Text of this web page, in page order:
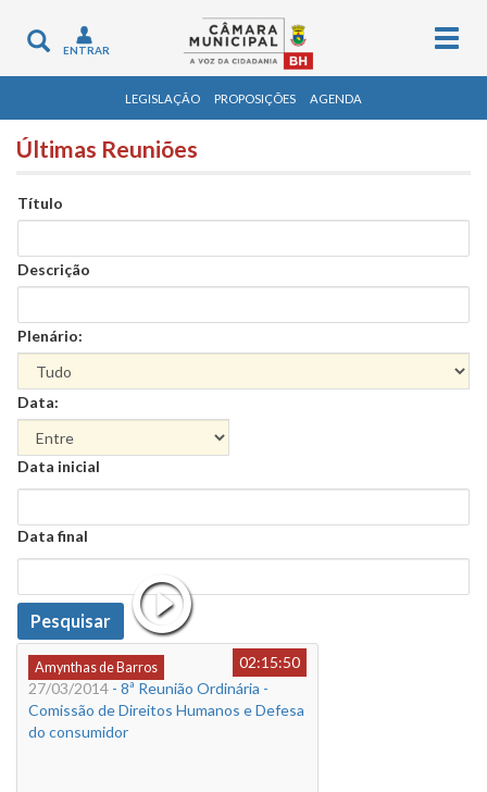
Toggle
navigation
ENTRAR
LEGISLAÇÃO PROPOSIÇÕES AGENDA
Últimas Reuniões
Título
Descrição
Plenário:
Data:
Data
Data inicial
Data
Data final
Data
Pesquisar
Amynthas de Barros
02:15:50
27/03/2014 - 8ª Reunião Ordinária -
Comissão de Direitos Humanos e Defesa
do consumidor